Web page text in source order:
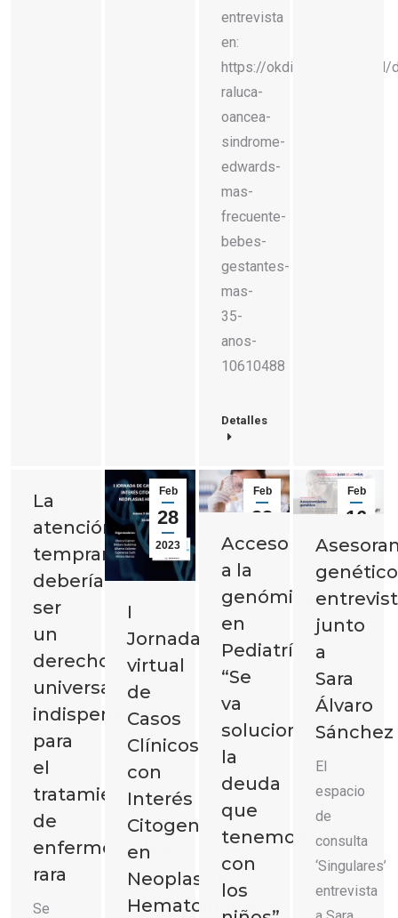
entrevista
en:
https://okdiario.com/salud/
raluca-
oancea-
sindrome-
edwards-
mas-
frecuente-
bebes-
gestantes-
mas-
35-
anos-
10610488
Detalles
La
atención
temprana
debería
ser
un
derecho
universal,
indispensable
para
el
tratamiento
de
enfermedades
rara
Se
Feb
28
2023
I
Jornada
virtual
de
Casos
Clínicos
con
Interés
Citogenómico
en
Neoplasias
Hematológicas
Feb
23
2023
Acceso
a la
genómica
en
Pediatría:
“Se
va
solucionando
la
deuda
que
tenemos
con
los
Feb
16
2023
junto
a
Sara
Álvaro
Sánchez
El
espacio
de
consulta
‘Singulares’
entrevista